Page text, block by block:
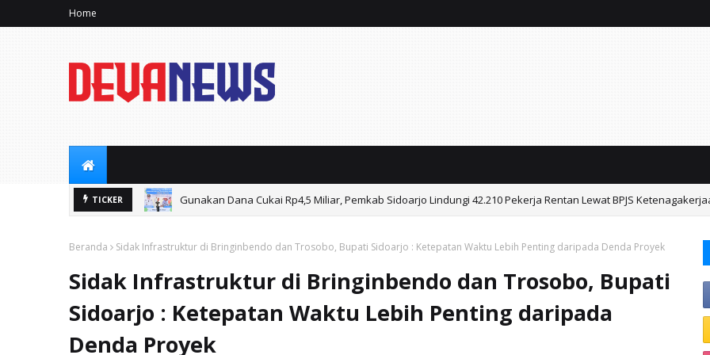
Home
TICKER Gunakan Dana Cukai Rp4,5 Miliar, Pemkab Sidoarjo Lindungi 42.210 Pekerja Rentan Lewat BPJS
Beranda Sidak Infrastruktur di Bringinbendo dan Trosobo, Bupati Sidoarjo : Ketepatan Waktu Lebih Penting daripada Denda Proyek
Sidak Infrastruktur di Bringinbendo dan Trosobo, Bupati
Sidoarjo : Ketepatan Waktu Lebih Penting daripada
Denda Proyek